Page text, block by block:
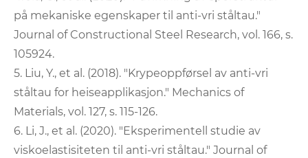
på mekaniske egenskaper til anti-vri ståltau."
Journal of Constructional Steel Research, vol. 166, s.
105924.
5. Liu, Y., et al. (2018). "Krypeoppførsel av anti-vri
ståltau for heiseapplikasjon." Mechanics of
Materials, vol. 127, s. 115-126.
6. Li, J., et al. (2020). "Eksperimentell studie av
viskoelastisiteten til anti-vri ståltau." Journal of